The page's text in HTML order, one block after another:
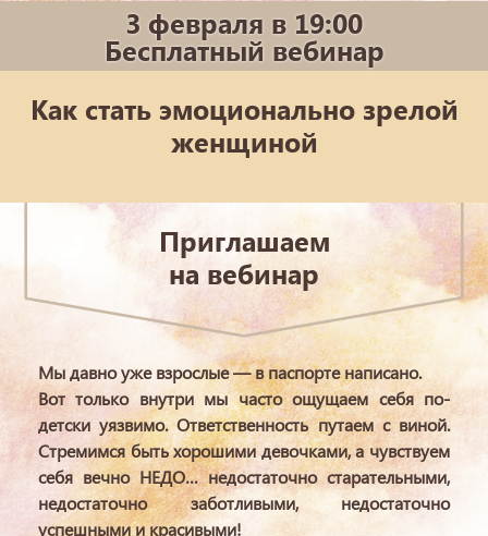
3 февраля в 19:00
Бесплатный вебинар
Как стать эмоционально зрелой
женщиной
Приглашаем
на вебинар
Мы давно уже взрослые — в паспорте написано.
Вот только внутри мы часто ощущаем себя по-
детски уязвимо. Ответственность путаем с виной.
Стремимся быть хорошими девочками, а чувствуем
себя вечно НЕДО… недостаточно старательными,
недостаточно заботливыми, недостаточно
успешными и красивыми!